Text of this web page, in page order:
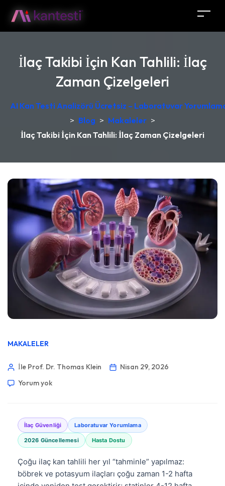
İlaç Takibi İçin Kan Tahlili: İlaç
Zaman Çizelgeleri
AI Kan Testi Analizörü Ücretsiz – Laboratuvar
> Blog > Makaleler >
İlaç Takibi İçin Kan Tahlili: İlaç Zaman Çizelgeleri
MAKALELER
İle Prof. Dr. Thomas Klein
Nisan 29, 2026
Yorum yok
İlaç Güvenliği Laboratuvar Yorumlama
2026 Güncellemesi Hasta Dostu
Çoğu ilaç kan tahlili her yıl “tahminle” yapılmaz:
böbrek ve potasyum ilaçları çoğu zaman 1-2 hafta